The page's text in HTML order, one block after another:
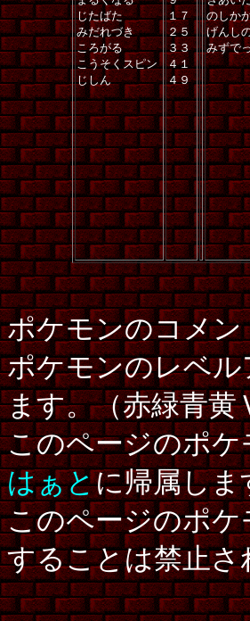
じたばた
みだれづき
ころがる
こうそくスピン
じしん
１７
２５
３３
４１
４９
のしか
げんし
みずで
ポケモンのコメ
ポケモンのレベ
ます。（赤緑青黄
このページのポ
はぁとに帰属しま
このページのポ
することは禁止